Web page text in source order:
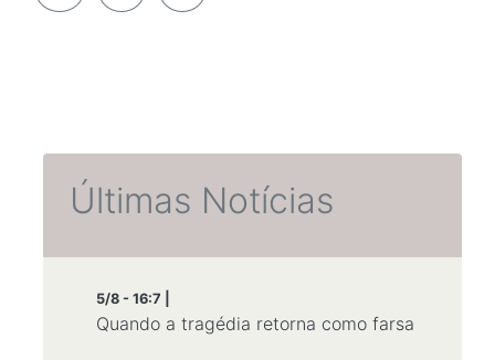
Últimas Notícias
5/8 - 16:7 |
Quando a tragédia retorna como farsa